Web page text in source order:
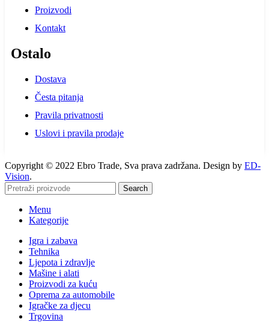
Proizvodi
Kontakt
Ostalo
Dostava
Česta pitanja
Pravila privatnosti
Uslovi i pravila prodaje
Copyright © 2022 Ebro Trade, Sva prava zadržana. Design by ED-
Vision.
Search
Menu
Kategorije
Igra i zabava
Tehnika
Ljepota i zdravlje
Mašine i alati
Proizvodi za kuću
Oprema za automobile
Igračke za djecu
Trgovina